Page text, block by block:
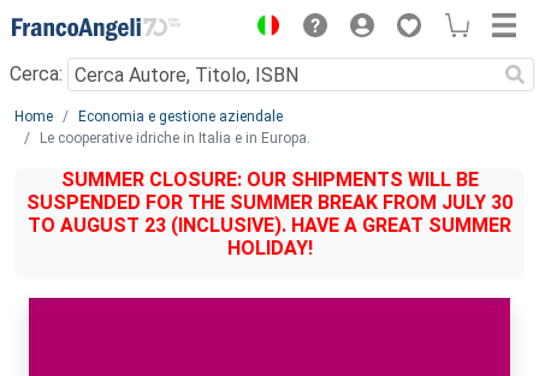
Menu
Cerca:
Main content
Home
Economia e gestione aziendale
Le cooperative idriche in Italia e in Europa.
SUMMER CLOSURE: OUR SHIPMENTS WILL BE
SUSPENDED FOR THE SUMMER BREAK FROM JULY 30
TO AUGUST 23 (INCLUSIVE). HAVE A GREAT SUMMER
HOLIDAY!